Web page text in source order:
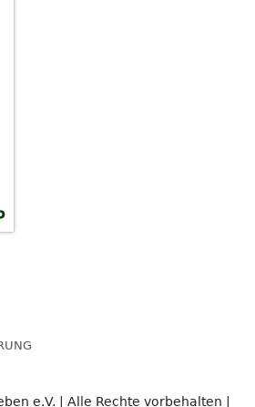
e.V. | Alle Rechte vorbehalten |